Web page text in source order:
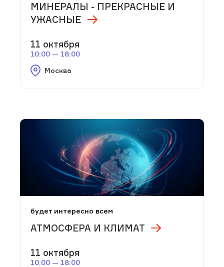
МИНЕРАЛЫ - ПРЕКРАСНЫЕ И
УЖАСНЫЕ
11 октября
10:00 — 18:00
Москва
будет интересно всем
АТМОСФЕРА И КЛИМАТ
11 октября
10:00 — 18:00